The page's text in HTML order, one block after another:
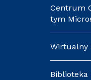
Centrum
tym
Wirtualny
Biblioteka